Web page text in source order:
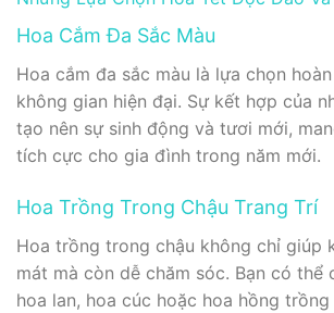
Hoa Cắm Đa Sắc Màu
Hoa cắm đa sắc màu là lựa chọn
không gian hiện đại. Sự kết hợp của
tạo nên sự sinh động và tươi mới,
tích cực cho gia đình trong năm mới.
Hoa Trồng Trong Chậu Trang Trí
Hoa trồng trong chậu không chỉ giúp
mát mà còn dễ chăm sóc. Bạn có thể
hoa lan, hoa cúc hoặc hoa hồng